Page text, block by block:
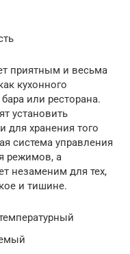
приятным и весьма
кухонного
или ресторана.
установить
для хранения того
система управления
режимов, а
незаменим для тех,
и тишине.